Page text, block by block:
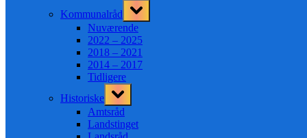
Kommunalråd
Toggle
sub-
menu
Nuværende
2022 – 2025
2018 – 2021
2014 – 2017
Tidligere
Historiske
Toggle
sub-
menu
Amtsråd
Landstinget